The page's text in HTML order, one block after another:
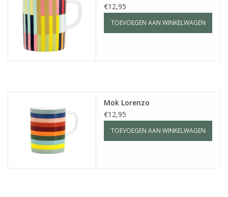
€12,95
TOEVOEGEN AAN WINKELWAGEN
Mok Lorenzo
€12,95
TOEVOEGEN AAN WINKELWAGEN